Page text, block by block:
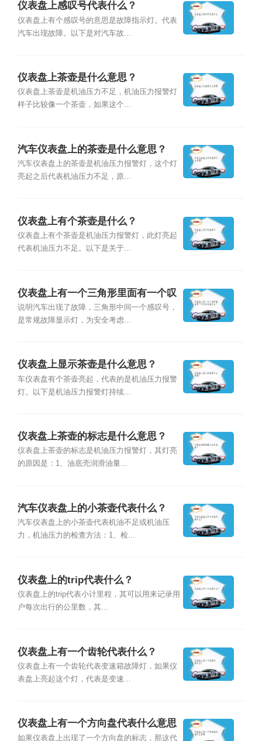
仪表盘上感叹号代表什么？
仪表盘上有个感叹号的意思是故障指示灯。代表
汽车出现故障。以下是对汽车故...
仪表盘上茶壶是什么意思？
仪表盘上茶壶是机油压力不足，机油压力报警灯
样子比较像一个茶壶，如果这个...
汽车仪表盘上的茶壶是什么意思？
汽车仪表盘上的茶壶是机油压力报警灯，这个灯
亮起之后代表机油压力不足，原...
仪表盘上有个茶壶是什么？
仪表盘上有个茶壶是机油压力报警灯，此灯亮起
代表机油压力不足。以下是关于...
仪表盘上有一个三角形里面有一个叹
号代表什么？
说明汽车出现了故障，三角形中间一个感叹号，
是常规故障显示灯，为安全考虑...
仪表盘上显示茶壶是什么意思？
车仪表盘有个茶壶亮起，代表的是机油压力报警
灯。以下是机油压力报警灯持续...
仪表盘上茶壶的标志是什么意思？
仪表盘上茶壶的标志是机油压力报警灯，其灯亮
的原因是：1、油底壳润滑油量...
汽车仪表盘上的小茶壶代表什么？
汽车仪表盘上的小茶壶代表机油不足或机油压
力，机油压力的检查方法：1、检...
仪表盘上的trip代表什么？
仪表盘上的trip代表小计里程，其可以用来记录用
户每次出行的公里数，其...
仪表盘上有一个齿轮代表什么？
仪表盘上有一个齿轮代表变速箱故障灯，如果仪
表盘上亮起这个灯，代表是变速...
仪表盘上有一个方向盘代表什么意思
如果仪表盘上出现了一个方向盘的标志，那这代